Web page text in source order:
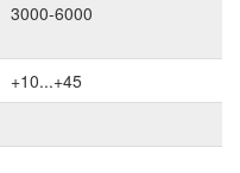
3000-6000
+10...+45